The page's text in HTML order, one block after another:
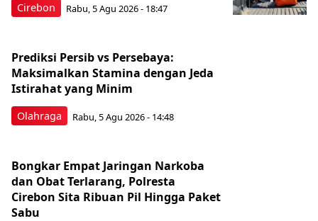
Cirebon Rabu, 5 Agu 2026 - 18:47
Olahraga
Prediksi Persib vs Persebaya:
Maksimalkan Stamina dengan Jeda
Istirahat yang Minim
Rabu, 5 Agu 2026 - 14:48
Bongkar Empat Jaringan Narkoba
dan Obat Terlarang, Polresta
Cirebon Sita Ribuan Pil Hingga Paket
Sabu